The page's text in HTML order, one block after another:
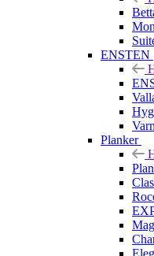
ENSTEN
Planker